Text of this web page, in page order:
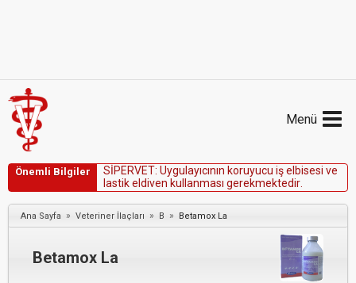
Menü
Önemli Bilgiler SİPERVET: Uygu ayıcının koruyucu işe bisesi ve
astike diven ku anması gerekmektedir
Ana Sayfa » Veteriner İlaçları » B » Betamox La
Betamox La